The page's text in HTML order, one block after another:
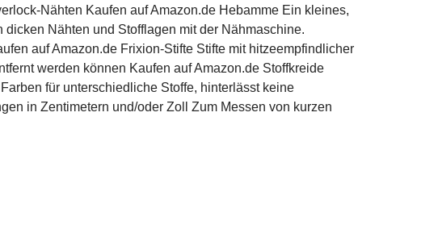
Nähten Kaufen auf Amazon.de Hebamme Ein kleines,
Nähten und Stofflagen mit der Nähmaschine.
auf Amazon.de Frixion-Stifte Stifte mit hitzeempfindlicher
werden können Kaufen auf Amazon.de Stoffkreide
für unterschiedliche Stoffe, hinterlässt keine
in Zentimetern und/oder Zoll Zum Messen von kurzen